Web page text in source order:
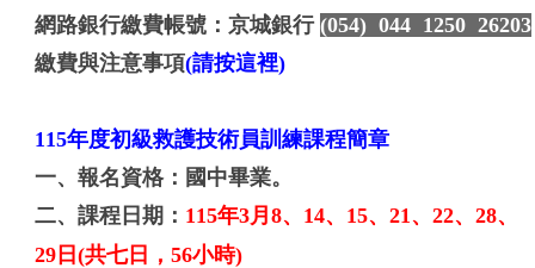
網路銀行繳費帳號：京城銀行 (054) 044 1250 26203
繳費與注意事項(請按這裡)
115年度初級救護技術員訓練課程簡章
一、報名資格： 國中畢業。
二、課程日期： 115年3月8、14、15、21、22、28、
29日(共七日，56小時)